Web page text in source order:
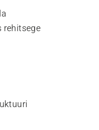
rehitsege